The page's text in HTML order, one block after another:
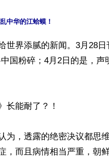
中华的江蛤蟆！
世界添腻的新闻。3月28日
国粉碎；4月2日的是，声
长能耐了？！
为，透露的绝密决议都思
，而且病情相当严重，朝